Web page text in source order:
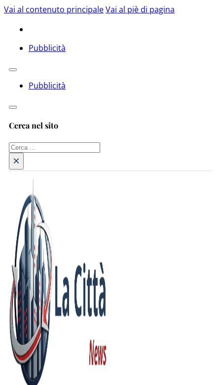
Vai al contenuto principaleVai al piè di pagina
Pubblicità
Pubblicità
Cerca nel sito
Cerca
×